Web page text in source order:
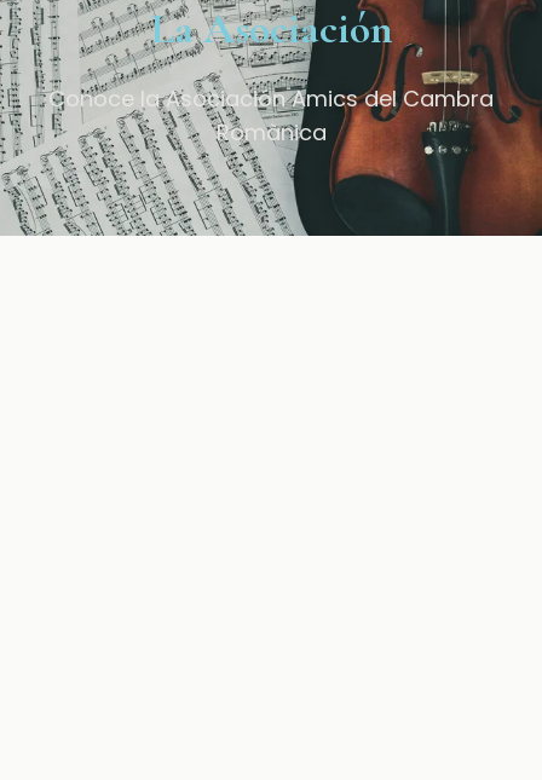
La Asociación
Conoce la Asociación Amics del Cambra
Romànica